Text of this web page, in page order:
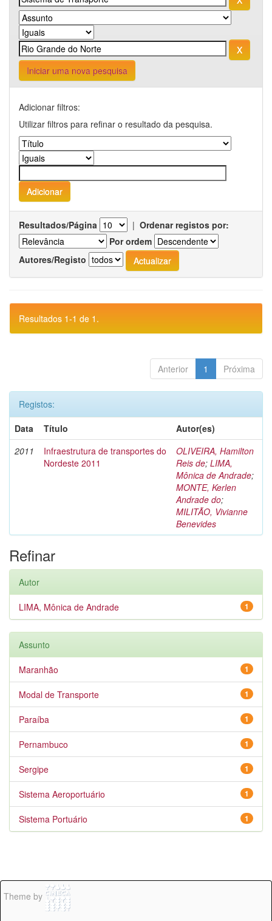
Iniciar uma nova pesquisa
Adicionar filtros:
Utilizar filtros para refinar o resultado da pesquisa.
Resultados/Página | Ordenar registos por:
Por ordem
Autores/Registo
Resultados 1-1 de 1.
Anterior 1 Próxima
Registos:
Data
Título
Autor(es)
2011
Infraestrutura de transportes do
Nordeste 2011
OLIVEIRA, Hamilton
Reis de; LIMA,
Mônica de Andrade;
MONTE, Kerlen
Andrade do;
MILITÃO, Vivianne
Benevides
Refinar
Autor
1
LIMA, Mônica de Andrade
Assunto
1
Maranhão
1
Modal de Transporte
1
Paraíba
1
Pernambuco
1
Sergipe
1
Sistema Aeroportuário
1
Sistema Portuário
Theme by